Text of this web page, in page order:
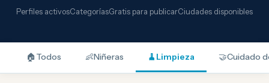
Perfiles activosCategoríasGratis para publicarCiudades disponibles
🏠 Todos 👶Niñeras 🧹 Limpieza 🤝Cuidado